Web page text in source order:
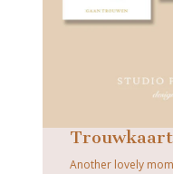
Another lovely